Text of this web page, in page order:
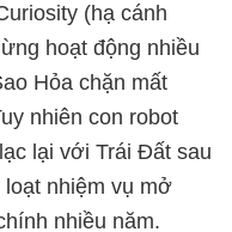
(hạ cánh
hoạt động nhiều
Hỏa chặn mất
nhiên con robot
lại với Trái Đất sau
loạt nhiệm vụ mở
nhiều năm.